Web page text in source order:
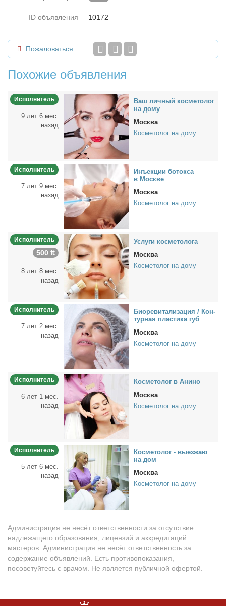
ID объявления 10172
Пожаловаться
Похожие объявления
Исполнитель
9 лет 6 мес.
назад
Ваш лич­ный кос­ме­то­лог
на до­му
Москва
Косметолог на дому
Исполнитель
7 лет 9 мес.
назад
Инъ­ек­ции бо­ток­са
в Москве
Москва
Косметолог на дому
Исполнитель
500 ₶
8 лет 8 мес.
назад
Услу­ги кос­ме­то­ло­га
Москва
Косметолог на дому
Исполнитель
7 лет 2 мес.
назад
Био­ре­ви­та­ли­за­ция / Кон­
тур­ная пла­сти­ка губ
Москва
Косметолог на дому
Исполнитель
6 лет 1 мес.
назад
Кос­ме­то­лог в Ани­но
Москва
Косметолог на дому
Исполнитель
5 лет 6 мес.
назад
Кос­ме­то­лог - вы­ез­жаю
на дом
Москва
Косметолог на дому
Администрация не несёт ответственности за отсутствие
надлежащего образования, лицензий и аккредитаций
мастеров. Администрация не несёт ответственность за
содержание объявлений. Есть противопоказания,
посоветуйтесь с врачом. Не является публичной офертой.